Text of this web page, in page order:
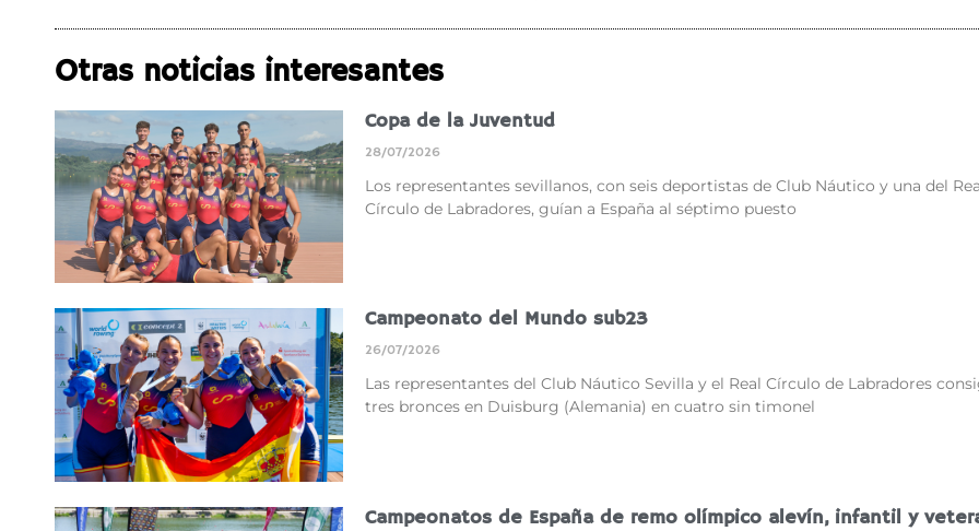
Otras noticias interesantes
Copa de la Juventud
28/07/2026
Los representantes sevillanos, con seis deportistas de Club Náutico y una del
Círculo de Labradores, guían a España al séptimo puesto
Campeonato del Mundo sub23
26/07/2026
Las representantes del Club Náutico Sevilla y el Real Círculo de Labradores
tres bronces en Duisburg (Alemania) en cuatro sin timonel
Campeonatos de España de remo olímpico alevín, infantil y